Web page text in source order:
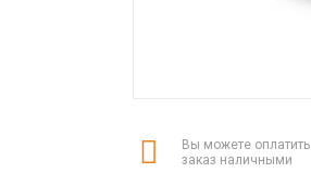
Вы можете оплатить
заказ наличными